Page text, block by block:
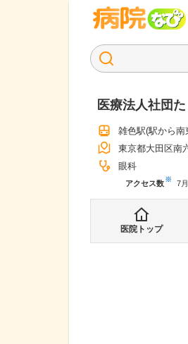
医療法人社団
雑色駅(駅から南
東京都大田区南
眼科
アクセス数※ 7月
医院トップ